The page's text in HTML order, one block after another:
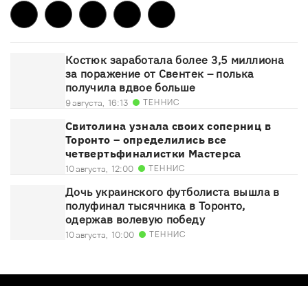
Костюк заработала более 3,5 миллиона
за поражение от Свентек – полька
получила вдвое больше
9 августа, 16:13 ТЕННИС
Свитолина узнала своих соперниц в
Торонто – определились все
четвертьфиналистки Мастерса
10 августа, 12:00 ТЕННИС
Дочь украинского футболиста вышла в
полуфинал тысячника в Торонто,
одержав волевую победу
10 августа, 10:00 ТЕННИС